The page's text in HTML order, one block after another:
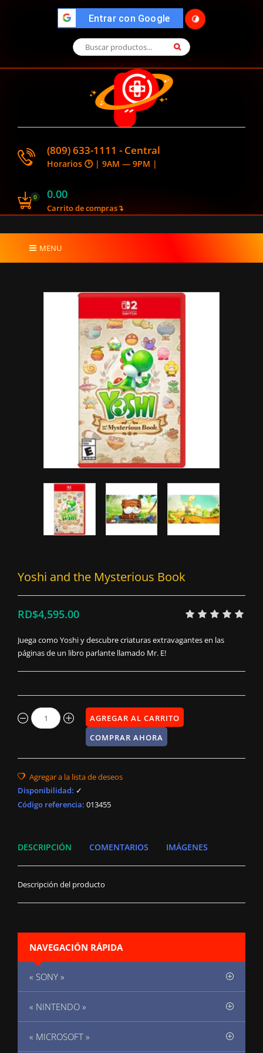
Entrar con Google 🌓
(809) 633-1111 - Central
Horarios 🕑 | 9AM — 9PM |
0 0.00
Carrito de compras↴
MENU
Yoshi and the Mysterious Book
RD$4,595.00
Juega como Yoshi y descubre criaturas extravagantes en las
páginas de un libro parlante llamado Mr. E!
Disponibilidad: ✓
Código referencia: 013455
DESCRIPCIÓN COMENTARIOS IMÁGENES
Descripción del producto
NAVEGACIÓN RÁPIDA
« SONY »
« NINTENDO »
« MICROSOFT »